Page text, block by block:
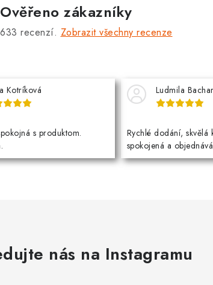
Ověřeno zákazníky
633 recenzí. Zobrazit všechny recenze
Kotríková
s produktom.
Ludmila
Rychlé dodání, skvělá
spokojená a
nás na Instagramu